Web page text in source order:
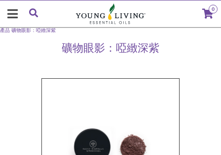
0
礦物眼影：啞緻深紫
產品 礦物眼影：啞緻深紫